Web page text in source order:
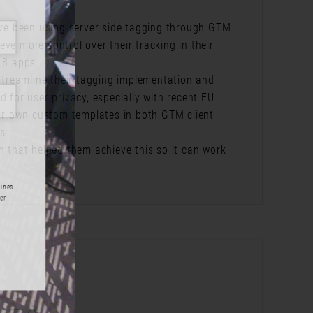
been using server side tagging through GTM
more control over their tracking in their
apps.
their tagging implementation and
for user privacy, especially with recent EU
own custom templates in both GTM client
helped them achieve this so it can work
Ende eines